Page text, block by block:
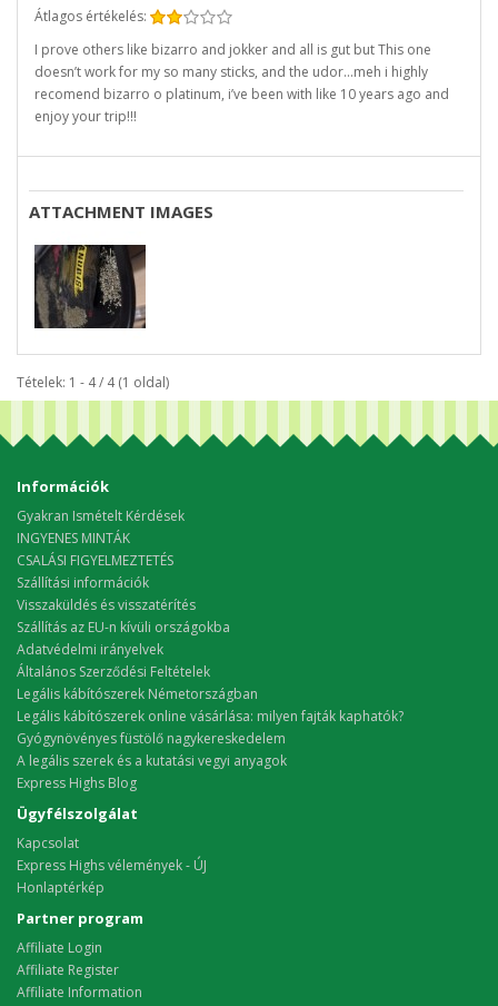
Átlagos értékelés:
I prove others like bizarro and jokker and all is gut but This one
doesn’t work for my so many sticks, and the udor…meh i highly
recomend bizarro o platinum, i’ve been with like 10 years ago and
enjoy your trip!!!
ATTACHMENT IMAGES
Tételek: 1 - 4 / 4 (1 oldal)
Információk
Gyakran Ismételt Kérdések
INGYENES MINTÁK
CSALÁSI FIGYELMEZTETÉS
Szállítási információk
Visszaküldés és visszatérítés
Szállítás az EU-n kívüli országokba
Adatvédelmi irányelvek
Általános Szerződési Feltételek
Legális kábítószerek Németországban
Legális kábítószerek online vásárlása: milyen fajták kaphatók?
Gyógynövényes füstölő nagykereskedelem
A legális szerek és a kutatási vegyi anyagok
Express Highs Blog
Ügyfélszolgálat
Kapcsolat
Express Highs vélemények - ÚJ
Honlaptérkép
Partner program
Affiliate Login
Affiliate Register
Affiliate Information